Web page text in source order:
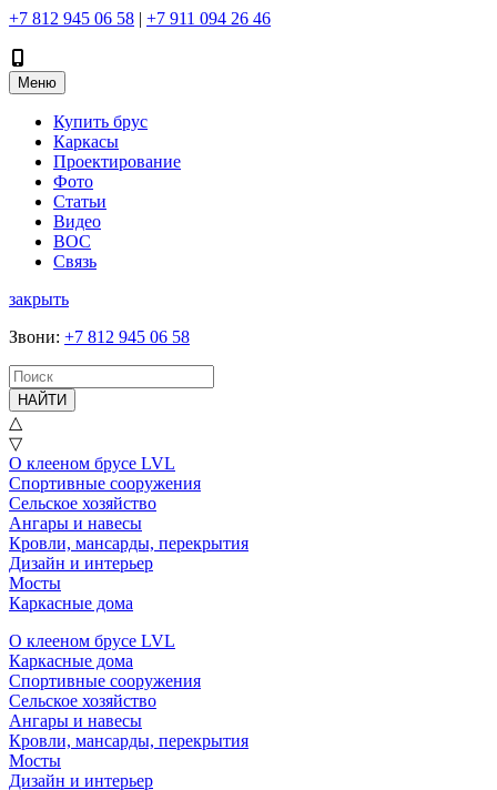
+7 812 945 06 58 | +7 911 094 26 46
Меню
Купить брус
Каркасы
Проектирование
Фото
Статьи
Видео
ВОС
Связь
закрыть
Звони: +7 812 945 06 58
НАЙТИ
△
▽
О клееном брусе LVL
Спортивные сооружения
Сельское хозяйство
Ангары и навесы
Кровли, мансарды, перекрытия
Дизайн и интерьер
Мосты
Каркасные дома
О клееном брусе LVL
Каркасные дома
Спортивные сооружения
Сельское хозяйство
Ангары и навесы
Кровли, мансарды, перекрытия
Мосты
Дизайн и интерьер